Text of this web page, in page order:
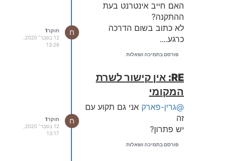
האם חייב אינטרנט בעת
ההתקנה?
לא כתוב בשום הדרכה
כרגע....
פורסם בתמיכה ושאלות
ח
חוקר1
13:26
RE: אין קישור לשרת
המקומי
@גרין-פארק אני גם תקוע עם
זה
יש פתרון?
פורסם בתמיכה ושאלות
ח
חוקר1
13:17